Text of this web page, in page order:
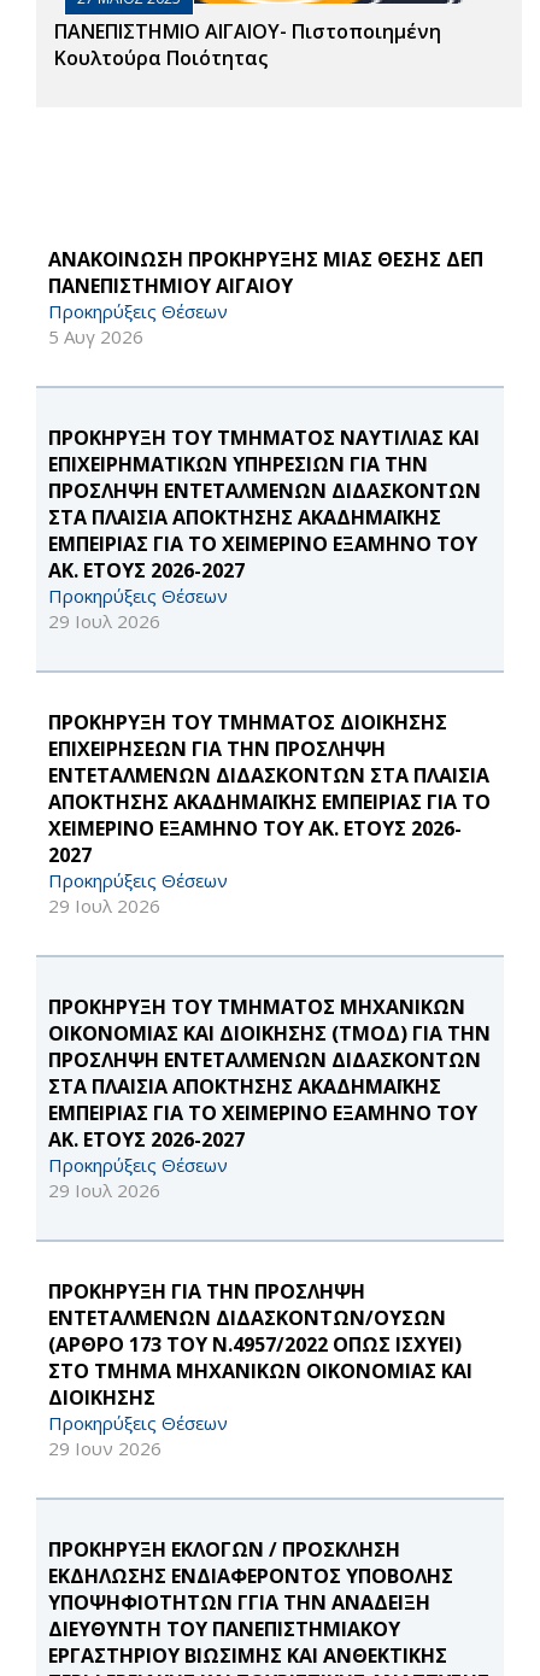
ΠΑΝΕΠΙΣΤΗΜΙΟ ΑΙΓΑΙΟΥ- Πιστοποιημένη
Κουλτούρα Ποιότητας
ΑΝΑΚΟΙΝΩΣΗ ΠΡΟΚΗΡΥΞΗΣ ΜΙΑΣ ΘΕΣΗΣ ΔΕΠ
ΠΑΝΕΠΙΣΤΗΜΙΟΥ ΑΙΓΑΙΟΥ
Προκηρύξεις Θέσεων
5 Αυγ 2026
ΠΡΟΚΗΡΥΞΗ ΤΟΥ ΤΜΗΜΑΤΟΣ ΝΑΥΤΙΛΙΑΣ ΚΑΙ
ΕΠΙΧΕΙΡΗΜΑΤΙΚΩΝ ΥΠΗΡΕΣΙΩΝ ΓΙΑ ΤΗΝ
ΠΡΟΣΛΗΨΗ ΕΝΤΕΤΑΛΜΕΝΩΝ ΔΙΔΑΣΚΟΝΤΩΝ
ΣΤΑ ΠΛΑΙΣΙΑ ΑΠΟΚΤΗΣΗΣ ΑΚΑΔΗΜΑΪΚΗΣ
ΕΜΠΕΙΡΙΑΣ ΓΙΑ ΤΟ ΧΕΙΜΕΡΙΝΟ ΕΞΑΜΗΝΟ ΤΟΥ
ΑΚ. ΕΤΟΥΣ 2026-2027
Προκηρύξεις Θέσεων
29 Ιουλ 2026
ΠΡΟΚΗΡΥΞΗ ΤΟΥ ΤΜΗΜΑΤΟΣ ΔΙΟΙΚΗΣΗΣ
ΕΠΙΧΕΙΡΗΣΕΩΝ ΓΙΑ ΤΗΝ ΠΡΟΣΛΗΨΗ
ΕΝΤΕΤΑΛΜΕΝΩΝ ΔΙΔΑΣΚΟΝΤΩΝ ΣΤΑ ΠΛΑΙΣΙΑ
ΑΠΟΚΤΗΣΗΣ ΑΚΑΔΗΜΑΪΚΗΣ ΕΜΠΕΙΡΙΑΣ ΓΙΑ ΤΟ
ΧΕΙΜΕΡΙΝΟ ΕΞΑΜΗΝΟ ΤΟΥ ΑΚ. ΕΤΟΥΣ 2026-
2027
Προκηρύξεις Θέσεων
29 Ιουλ 2026
ΠΡΟΚΗΡΥΞΗ ΤΟΥ ΤΜΗΜΑΤΟΣ ΜΗΧΑΝΙΚΩΝ
ΟΙΚΟΝΟΜΙΑΣ ΚΑΙ ΔΙΟΙΚΗΣΗΣ (ΤΜΟΔ) ΓΙΑ ΤΗΝ
ΠΡΟΣΛΗΨΗ ΕΝΤΕΤΑΛΜΕΝΩΝ ΔΙΔΑΣΚΟΝΤΩΝ
ΣΤΑ ΠΛΑΙΣΙΑ ΑΠΟΚΤΗΣΗΣ ΑΚΑΔΗΜΑΪΚΗΣ
ΕΜΠΕΙΡΙΑΣ ΓΙΑ ΤΟ ΧΕΙΜΕΡΙΝΟ ΕΞΑΜΗΝΟ ΤΟΥ
ΑΚ. ΕΤΟΥΣ 2026-2027
Προκηρύξεις Θέσεων
29 Ιουλ 2026
ΠΡΟΚΗΡΥΞΗ ΓΙΑ ΤΗΝ ΠΡΟΣΛΗΨΗ
ΕΝΤΕΤΑΛΜΕΝΩΝ ΔΙΔΑΣΚΟΝΤΩΝ/ΟΥΣΩΝ
(ΑΡΘΡΟ 173 ΤΟΥ Ν.4957/2022 ΟΠΩΣ ΙΣΧΥΕΙ)
ΣΤΟ ΤΜΗΜΑ ΜΗΧΑΝΙΚΩΝ ΟΙΚΟΝΟΜΙΑΣ ΚΑΙ
ΔΙΟΙΚΗΣΗΣ
Προκηρύξεις Θέσεων
29 Ιουν 2026
ΠΡΟΚΗΡΥΞΗ ΕΚΛΟΓΩΝ / ΠΡΟΣΚΛΗΣΗ
ΕΚΔΗΛΩΣΗΣ ΕΝΔΙΑΦΕΡΟΝΤΟΣ ΥΠΟΒΟΛΗΣ
ΥΠΟΨΗΦΙΟΤΗΤΩΝ ΓΓΙΑ ΤΗΝ ΑΝΑΔΕΙΞΗ
ΔΙΕΥΘΥΝΤΗ ΤΟΥ ΠΑΝΕΠΙΣΤΗΜΙΑΚΟΥ
ΕΡΓΑΣΤΗΡΙΟΥ ΒΙΩΣΙΜΗΣ ΚΑΙ ΑΝΘΕΚΤΙΚΗΣ